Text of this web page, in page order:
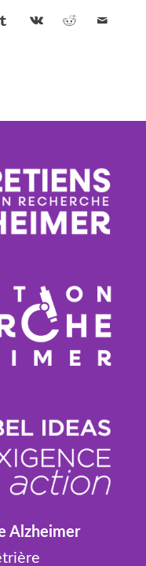
Alzheimer